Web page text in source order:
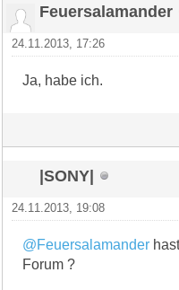
Feuersalamander
24.11.2013, 17:26
Ja, habe ich.
|SONY|
24.11.2013, 19:08
@Feuersalamander
Forum ?